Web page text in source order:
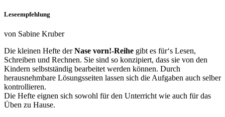
Leseempfehlung
von Sabine Kruber
Die kleinen Hefte derNase vorn!-Reihe gibt es für‘s Lesen,
Schreiben und Rechnen. Sie sind so konzipiert, dass sie von den
Kindern selbstständig bearbeitet werden können. Durch
herausnehmbare Lösungsseiten lassen sich die Aufgaben auch selber
kontrollieren.
Die Hefte eignen sich sowohl für den Unterricht wie auch für das
Üben zu Hause.